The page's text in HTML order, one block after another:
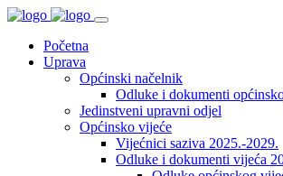
Početna
Uprava
Općinski načelnik
Odluke i dokumenti
Jedinstveni upravni odjel
Općinsko vijeće
Vijećnici saziva 2025.-2029.
Odluke i dokumenti vijeća